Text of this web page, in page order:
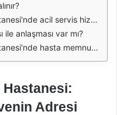
acil servis hizmeti var mı?
ile anlaşması var mı?
nasıl sağlanmaktadır?
Adresi